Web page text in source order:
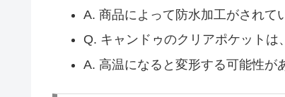
A. 商品によって防水加工がされて
Q. キャンドゥのクリアポケットは
A. 高温になると変形する可能性が